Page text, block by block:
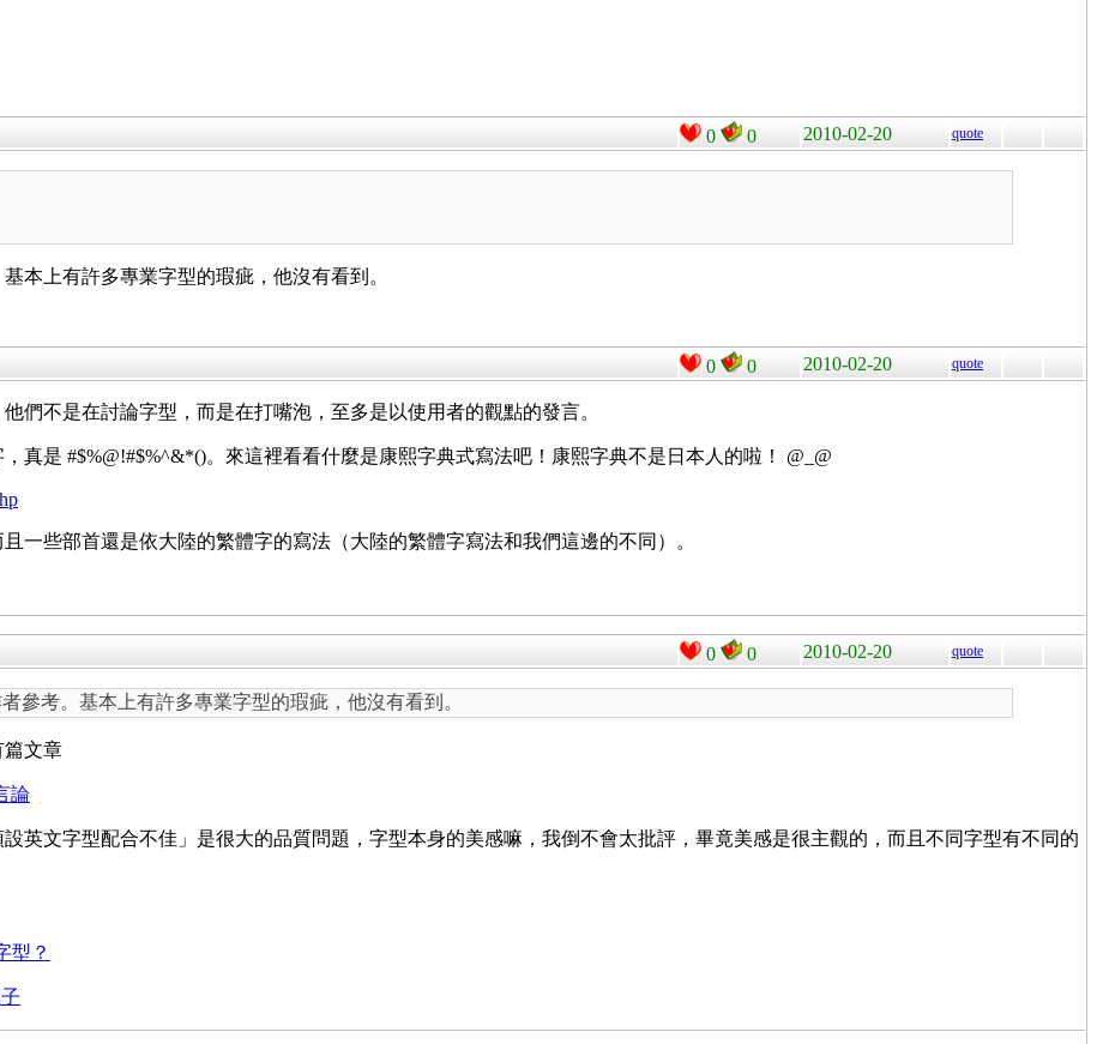
0 0 2010-02-20 quote
本上有許多專業字型的瑕疵，他沒有看到。
0 0 2010-02-20 quote
們不是在討論字型，而是在打嘴泡，至多是以使用者的觀點的發言。
真是 #$%@!#$%^&*()。來這裡看看什麼是康熙字典式寫法吧！康熙字典不是日本人的啦！ @_@
一些部首還是依大陸的繁體字的寫法（大陸的繁體字寫法和我們這邊的不同）。
0 0 2010-02-20 quote
參考。基本上有許多專業字型的瑕疵，他沒有看到。
篇文章
論
英文字型配合不佳」是很大的品質問題，字型本身的美感嘛，我倒不會太批評，畢竟美感是很主觀的，而且不同字型有不同的
型？